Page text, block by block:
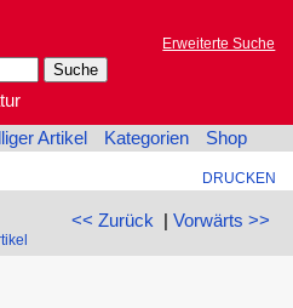
Erweiterte Suche
Artikel Kategorien Shop
DRUCKEN
<< Zurück | Vorwärts >>